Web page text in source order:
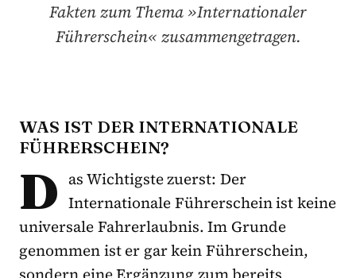
Fakten zum Thema »Internationaler
Führerschein« zusammengetragen.
WAS IST DER INTERNATIONALE
FÜHRERSCHEIN?
D as Wichtigste zuerst: Der
Internationale Führerschein ist keine
universale Fahrerlaubnis. Im Grunde
genommen ist er gar kein Führerschein,